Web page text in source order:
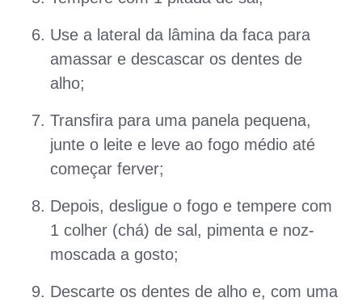
Use a lateral da lâmina da faca para
amassar e descascar os dentes de
alho;
Transfira para uma panela pequena,
junte o leite e leve ao fogo médio até
começar ferver;
Depois, desligue o fogo e tempere com
1 colher (chá) de sal, pimenta e noz-
moscada a gosto;
Descarte os dentes de alho e, com uma